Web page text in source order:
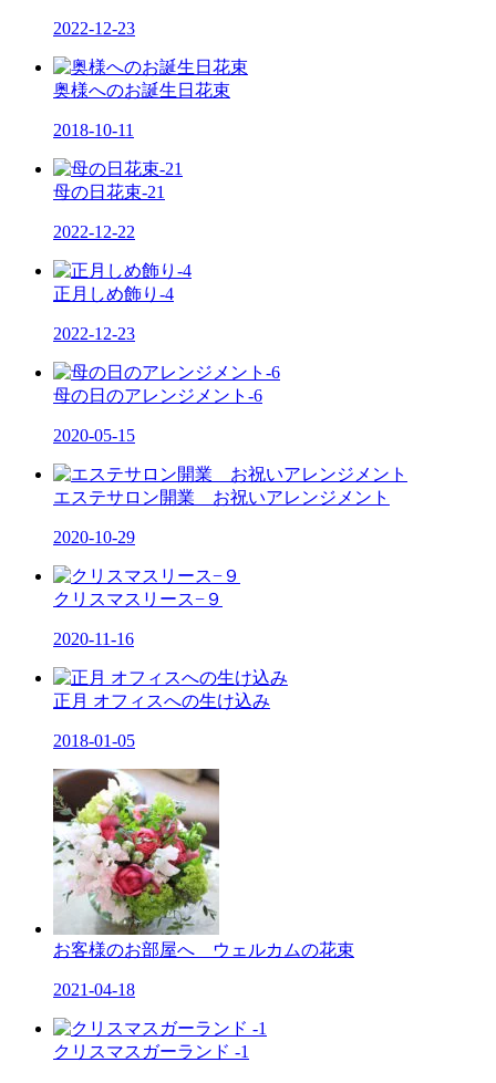
2022-12-23
奥様へのお誕生日花束
2018-10-11
母の日花束-21
2022-12-22
正月しめ飾り-4
2022-12-23
母の日のアレンジメント-6
2020-05-15
エステサロン開業 お祝いアレンジメント
2020-10-29
クリスマスリース−９
2020-11-16
正月 オフィスへの生け込み
2018-01-05
お客様のお部屋へ ウェルカムの花束
2021-04-18
クリスマスガーランド -1